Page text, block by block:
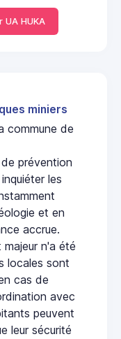
UA HUKA
miniers
commune de
prévention
les
et en
accrue.
n'a été
locales sont
cas de
avec
peuvent
leur sécurité